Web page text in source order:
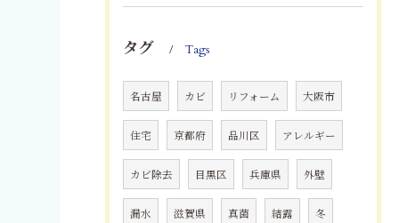
タグ Tags
名古屋 カビ リフォーム 大阪市
住宅 京都府 品川区 アレルギー
カビ除去 目黒区 兵庫県 外壁
漏水 滋賀県 真菌 結露 冬